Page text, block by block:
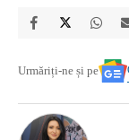
Urmăriți-ne și pe